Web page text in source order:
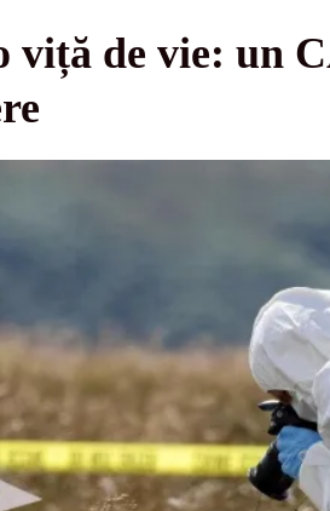
viță de vie: un